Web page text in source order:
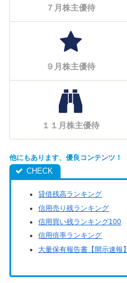
７月株主優待
９月株主優待
１１月株主優待
他にもあります、優良コンテンツ！
貸借残高ランキング
信用売り残ランキング
信用買い残ランキング100
信用倍率ランキング
大量保有報告書【開示速報】